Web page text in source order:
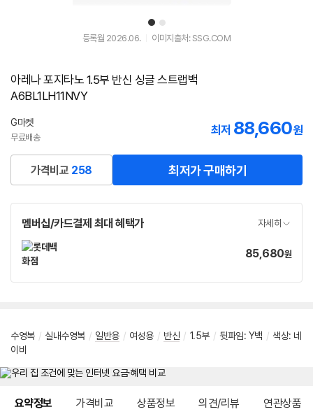
1 2
등록월 2026.06. 이미지출처: SSG.COM
아레나 포지타노 1.5부 반신 싱글 스트랩백
A6BL1LH11NVY
G마켓
무료배송
최저 88,660원
가격비교 258 최저가 구매하기
멤버십/카드결제 최대 혜택가 자세히
가
85,680원
수영복 / 실내수영복 / 일반용 / 여성용 / 반신 / 1.5부 / 뒷파임: Y백 / 색상: 네
이비
요약정보 가격비교 상품정보 의견/리뷰 연관상품